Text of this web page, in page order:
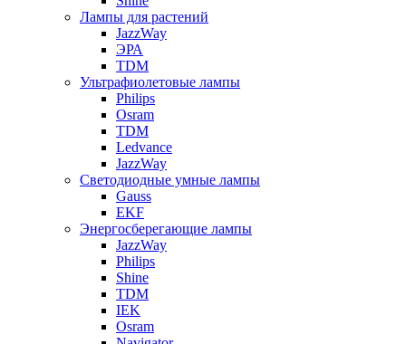
Лампы для растений
JazzWay
ЭРА
TDM
Ультрафиолетовые лампы
Philips
Osram
TDM
Ledvance
JazzWay
Светодиодные умные лампы
Gauss
EKF
Энергосберегающие лампы
JazzWay
Philips
Shine
TDM
IEK
Osram